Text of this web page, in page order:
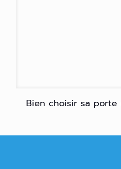
Bien choisir sa porte